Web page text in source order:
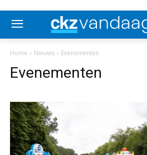
Home Nieuws Evenementen
Evenementen